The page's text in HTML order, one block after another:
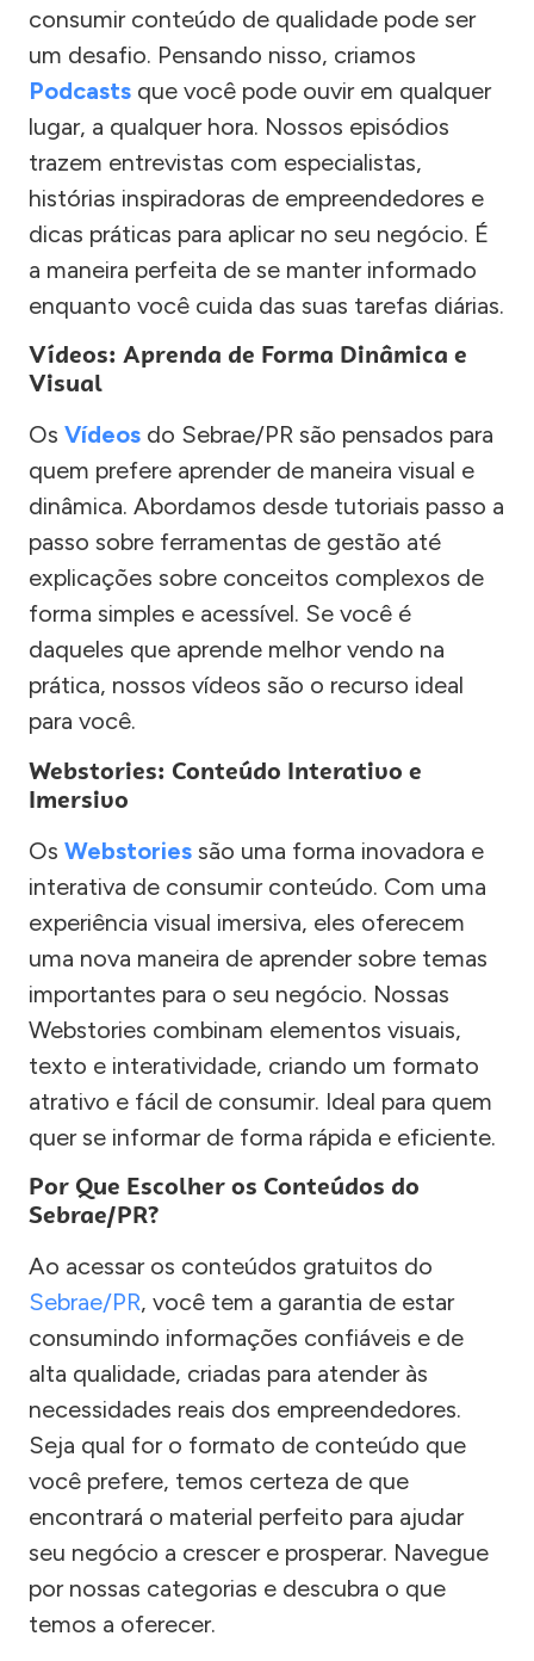
consumir conteúdo de qualidade pode ser
um desafio. Pensando nisso, criamos
Podcasts que você pode ouvir em qualquer
lugar, a qualquer hora. Nossos episódios
trazem entrevistas com especialistas,
histórias inspiradoras de empreendedores e
dicas práticas para aplicar no seu negócio. É
a maneira perfeita de se manter informado
enquanto você cuida das suas tarefas diárias.
Vídeos: Aprenda de Forma Dinâmica e
Visual
Os Vídeos do Sebrae/PR são pensados para
quem prefere aprender de maneira visual e
dinâmica. Abordamos desde tutoriais passo a
passo sobre ferramentas de gestão até
explicações sobre conceitos complexos de
forma simples e acessível. Se você é
daqueles que aprende melhor vendo na
prática, nossos vídeos são o recurso ideal
para você.
Webstories: Conteúdo Interativo e
Imersivo
Os Webstories são uma forma inovadora e
interativa de consumir conteúdo. Com uma
experiência visual imersiva, eles oferecem
uma nova maneira de aprender sobre temas
importantes para o seu negócio. Nossas
Webstories combinam elementos visuais,
texto e interatividade, criando um formato
atrativo e fácil de consumir. Ideal para quem
quer se informar de forma rápida e eficiente.
Por Que Escolher os Conteúdos do
Sebrae/PR?
Ao acessar os conteúdos gratuitos do
Sebrae/PR, você tem a garantia de estar
consumindo informações confiáveis e de
alta qualidade, criadas para atender às
necessidades reais dos empreendedores.
Seja qual for o formato de conteúdo que
você prefere, temos certeza de que
encontrará o material perfeito para ajudar
seu negócio a crescer e prosperar. Navegue
por nossas categorias e descubra o que
temos a oferecer.